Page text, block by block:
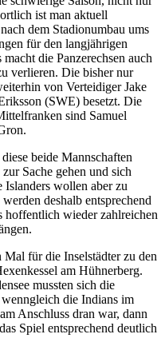
ist man aktuell
dem Stadionumbau ums
für den langjährigen
die Panzerechsen auch
verlieren. Die bisher nur
von Verteidiger Jake
(SWE) besetzt. Die
sind Samuel
beide Mannschaften
Sache gehen und sich
wollen aber zu
deshalb entsprechend
hoffentlich wieder zahlreichen
Mal für die Inselstädter zu den
am Hühnerberg.
mussten sich die
die Indians im
Anschluss dran war, dann
Spiel entsprechend deutlich